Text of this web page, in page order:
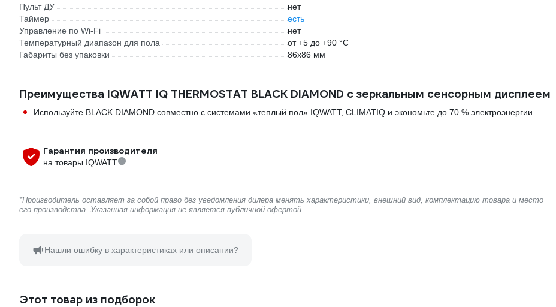
Пульт ДУ
нет
Таймер
есть
Управление по Wi-Fi
нет
Температурный диапазон для пола
от +5 до +90 °С
Габариты без упаковки
86x86 мм
Преимущества IQWATT IQ THERMOSTAT BLACK DIAMOND с зеркальным сенсорным дисплеем
Используйте BLACK DIAMOND совместно с системами «теплый пол» IQWATT, CLIMATIQ и экономьте до 70 % электроэнергии
Гарантия производителя
на товары IQWATT
*Производитель оставляет за собой право без уведомления дилера менять характеристики, внешний вид, комплектацию товара и место
его производства. Указанная информация не является публичной офертой
Нашли ошибку в характеристиках или описании?
Этот товар из подборок